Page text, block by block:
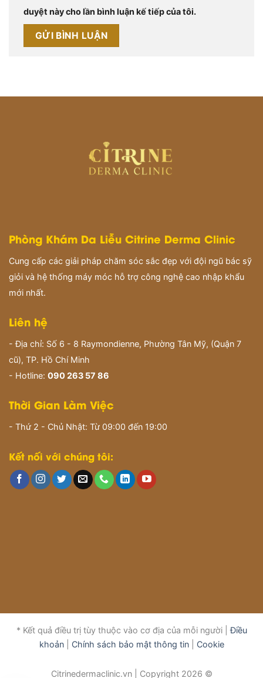
duyệt này cho lần bình luận kế tiếp của tôi.
Phòng Khám Da Liễu Citrine Derma Clinic
Cung cấp các giải pháp chăm sóc sắc đẹp với đội ngũ bác sỹ
giỏi và hệ thống máy móc hỗ trợ công nghệ cao nhập khẩu
mới nhất.
Liên hệ
- Địa chỉ: Số 6 - 8 Raymondienne, Phường Tân Mỹ, (Quận 7
cũ), TP. Hồ Chí Minh
- Hotline: 090 263 57 86
Thời Gian Làm Việc
- Thứ 2 - Chủ Nhật: Từ 09:00 đến 19:00
Kết nối với chúng tôi:
* Kết quả điều trị tùy thuộc vào cơ địa của mỗi người |Điều
khoản| Chính sách bảo mật thông tin| Cookie
Citrinedermaclinic.vn | Copyright 2026 ©